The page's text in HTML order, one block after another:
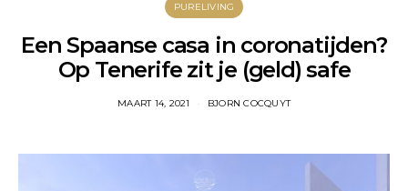
PURELIVING
Een Spaanse casa in coronatijden?
Op Tenerife zit je (geld) safe
MAART 14, 2021 BJORN COCQUYT